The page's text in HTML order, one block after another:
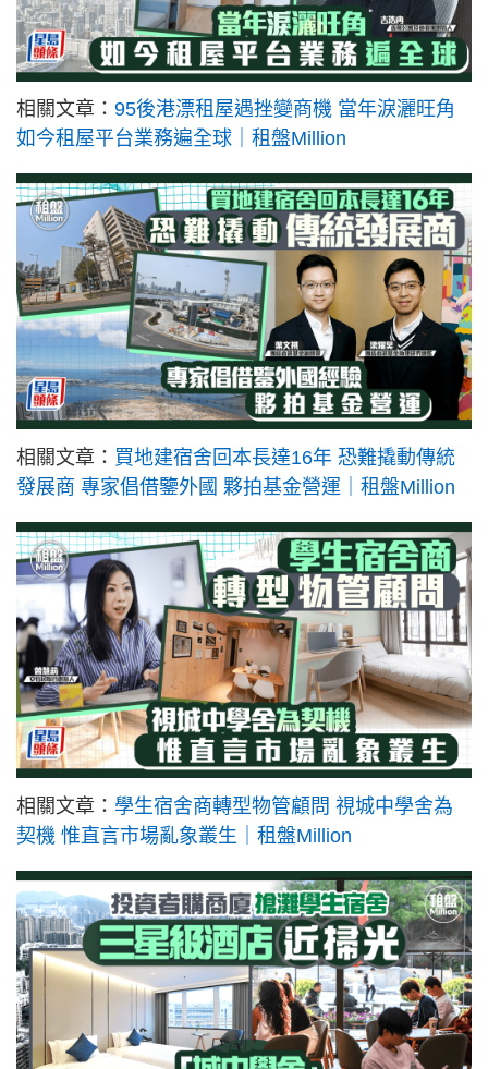
相關文章： 95後港漂租屋遇挫變商機 當年淚灑旺角
如今租屋平台業務遍全球｜租盤Million
相關文章： 買地建宿舍回本長達16年 恐難撬動傳統
發展商 專家倡借鑒外國 夥拍基金營運｜租盤Million
相關文章： 學生宿舍商轉型物管顧問 視城中學舍為
契機 惟直言市場亂象叢生｜租盤Million